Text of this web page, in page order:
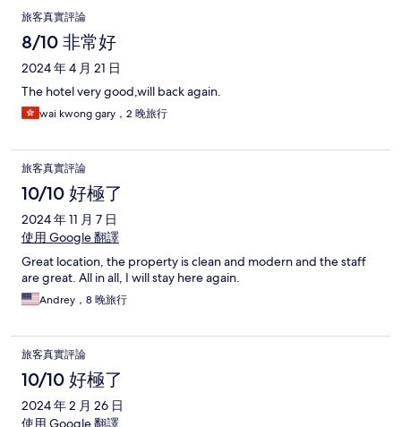
旅客真實評論
8/10 非常好
2024 年 4 月 21 日
The hotel very good,will back again.
wai kwong gary，2 晚旅行
旅客真實評論
10/10 好極了
2024 年 11 月 7 日
使用 Google 翻譯
Great location, the property is clean and modern and the staff
are great. All in all, I will stay here again.
Andrey，8 晚旅行
旅客真實評論
10/10 好極了
2024 年 2 月 26 日
使用 Google 翻譯